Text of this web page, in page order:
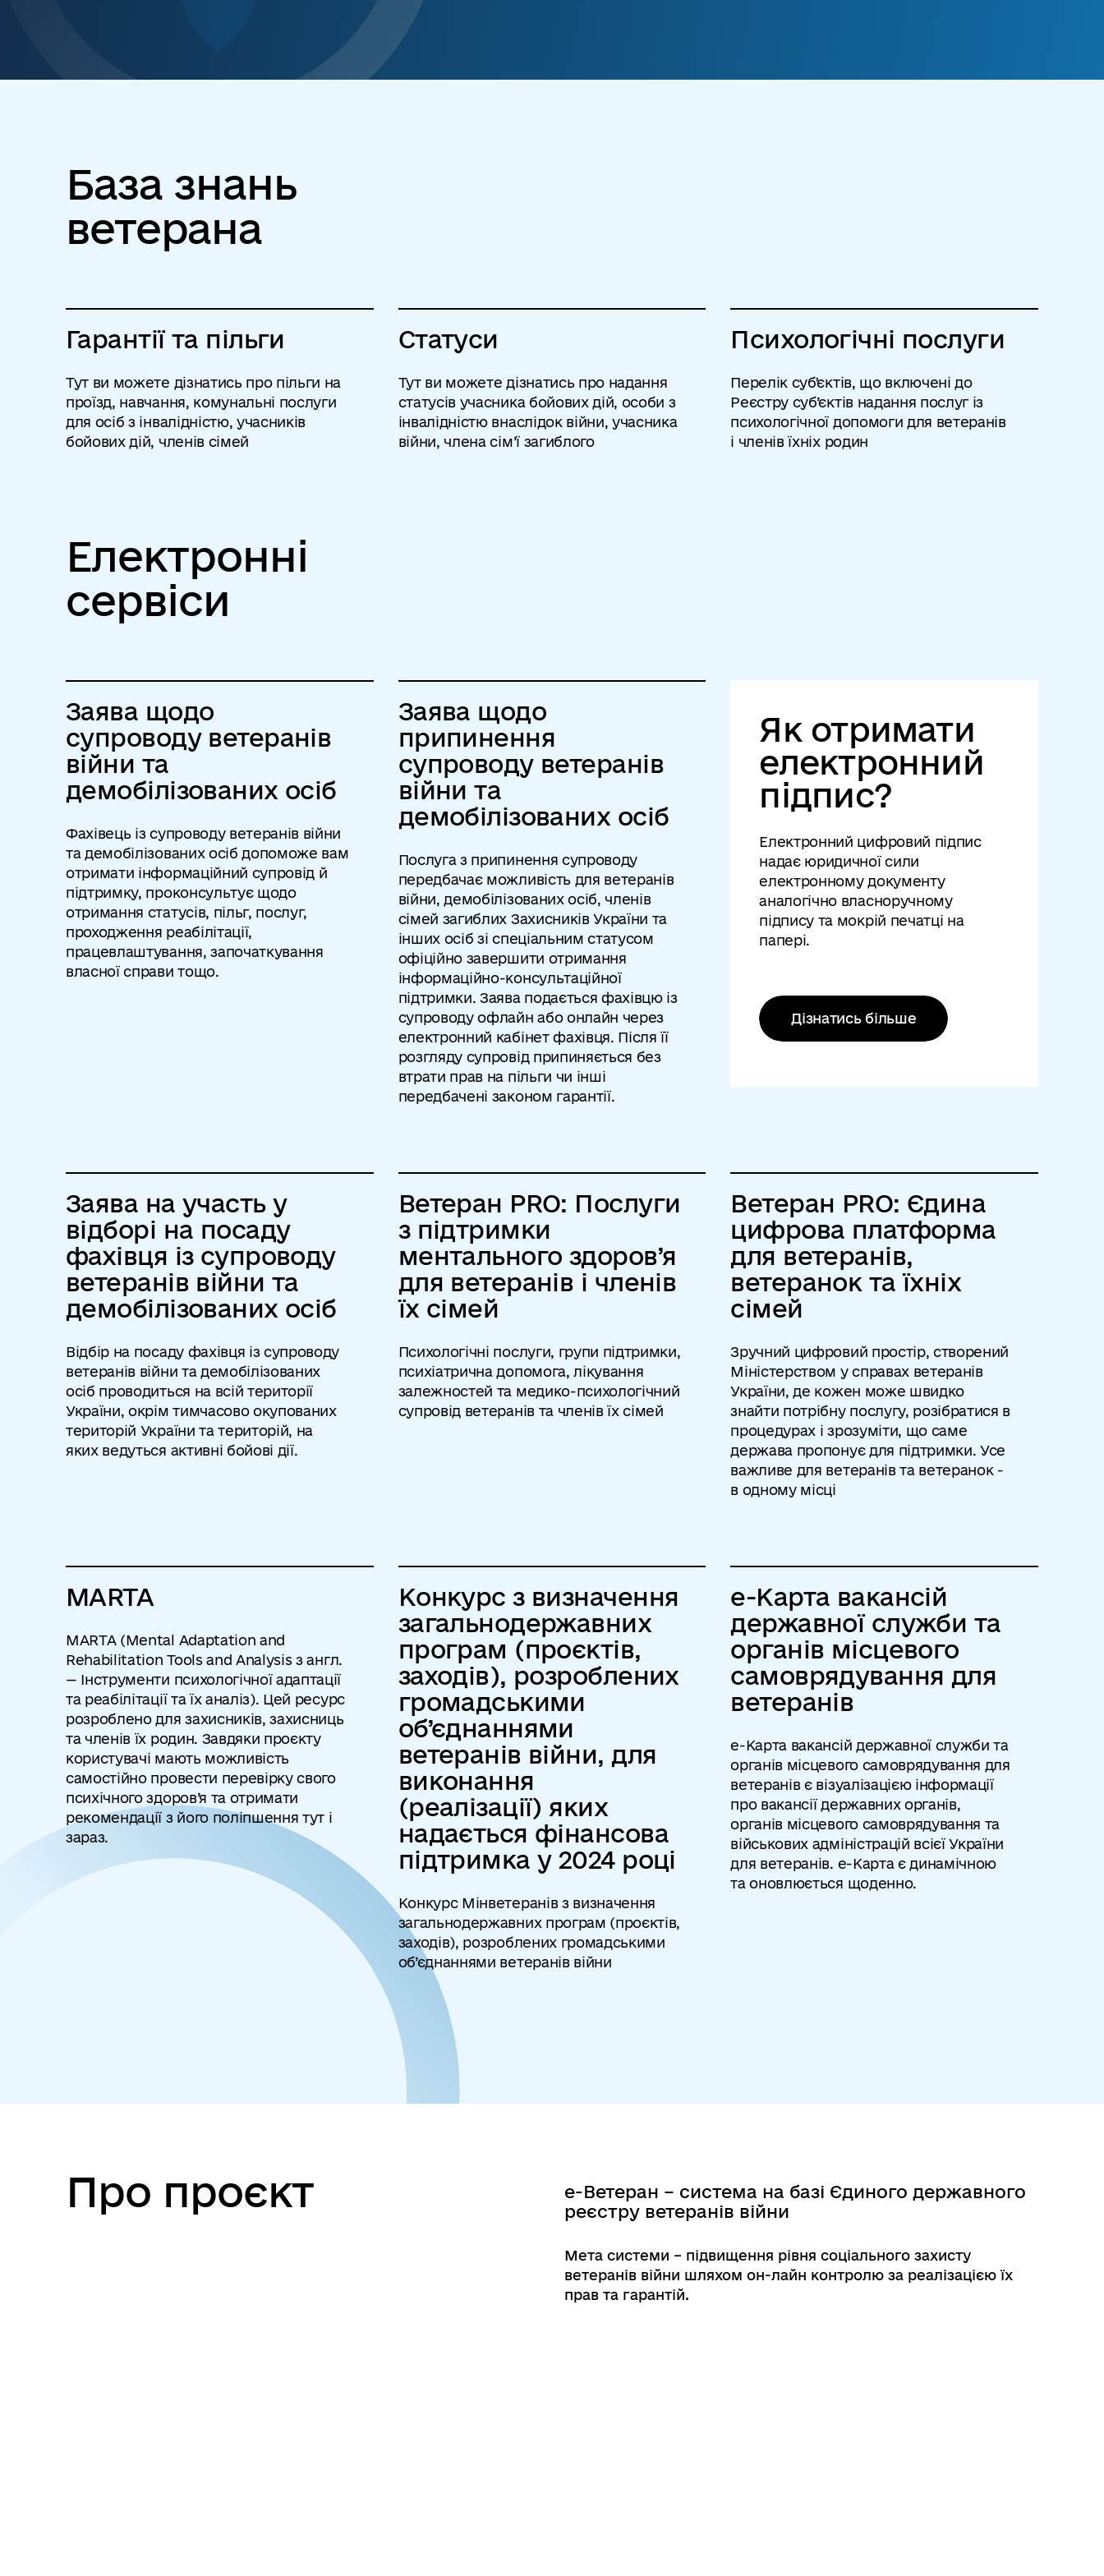
База знань
ветерана
Гарантії та пільги
Тут ви можете дізнатись про пільги на
проїзд, навчання, комунальні послуги
для осіб з інвалідністю, учасників
бойових дій, членів сімей
Статуси
Тут ви можете дізнатись про надання
статусів учасника бойових дій, особи з
інвалідністю внаслідок війни, учасника
війни, члена сім’ї загиблого
Психологічні послуги
Перелік субʼєктів, що включені до
Реєстру суб’єктів надання послуг із
психологічної допомоги для ветеранів
і членів їхніх родин
Електронні
сервіси
Заява щодо
супроводу ветеранів
війни та
демобілізованих осіб
Фахівець із супроводу ветеранів війни
та демобілізованих осіб допоможе вам
отримати інформаційний супровід й
підтримку, проконсультує щодо
отримання статусів, пільг, послуг,
проходження реабілітації,
працевлаштування, започаткування
власної справи тощо.
Заява щодо
припинення
супроводу ветеранів
війни та
демобілізованих осіб
Послуга з припинення супроводу
передбачає можливість для ветеранів
війни, демобілізованих осіб, членів
сімей загиблих Захисників України та
інших осіб зі спеціальним статусом
офіційно завершити отримання
інформаційно-консультаційної
підтримки. Заява подається фахівцю із
супроводу офлайн або онлайн через
електронний кабінет фахівця. Після її
розгляду супровід припиняється без
втрати прав на пільги чи інші
передбачені законом гарантії.
Як отримати
електронний
підпис?
Електронний цифровий підпис
надає юридичної сили
електронному документу
аналогічно власноручному
підпису та мокрій печатці на
папері.
Дізнатись більше
Заява на участь у
відборі на посаду
фахівця із супроводу
ветеранів війни та
демобілізованих осіб
Відбір на посаду фахівця із супроводу
ветеранів війни та демобілізованих
осіб проводиться на всій території
України, окрім тимчасово окупованих
територій України та територій, на
яких ведуться активні бойові дії.
Ветеран PRO: Послуги
з підтримки
ментального здоров’я
для ветеранів і членів
їх сімей
Психологічні послуги, групи підтримки,
психіатрична допомога, лікування
залежностей та медико-психологічний
супровід ветеранів та членів їх сімей
Ветеран PRO: Єдина
цифрова платформа
для ветеранів,
ветеранок та їхніх
сімей
Зручний цифровий простір, створений
Міністерством у справах ветеранів
України, де кожен може швидко
знайти потрібну послугу, розібратися в
процедурах і зрозуміти, що саме
держава пропонує для підтримки. Усе
важливе для ветеранів та ветеранок -
в одному місці
MARTA
MARTA (Mental Adaptation and
Rehabilitation Tools and Analysis з англ.
— Інструменти психологічної адаптації
та реабілітації та їх аналіз). Цей ресурс
розроблено для захисників, захисниць
та членів їх родин. Завдяки проєкту
користувачі мають можливість
самостійно провести перевірку свого
психічного здоров’я та отримати
рекомендації з його поліпшення тут і
зараз.
Конкурс з визначення
загальнодержавних
програм (проєктів,
заходів), розроблених
громадськими
об’єднаннями
ветеранів війни, для
виконання
(реалізації) яких
надається фінансова
підтримка у 2024 році
Конкурс Мінветеранів з визначення
загальнодержавних програм (проєктів,
заходів), розроблених громадськими
об’єднаннями ветеранів війни
е-Карта вакансій
державної служби та
органів місцевого
самоврядування для
ветеранів
е-Карта вакансій державної служби та
органів місцевого самоврядування для
ветеранів є візуалізацією інформації
про вакансії державних органів,
органів місцевого самоврядування та
військових адміністрацій всієї України
для ветеранів. е-Карта є динамічною
та оновлюється щоденно.
Про проєкт
е-Ветеран – система на базі Єдиного державного
реєстру ветеранів війни
Мета системи – підвищення рівня соціального захисту
ветеранів війни шляхом он-лайн контролю за реалізацією їх
прав та гарантій.